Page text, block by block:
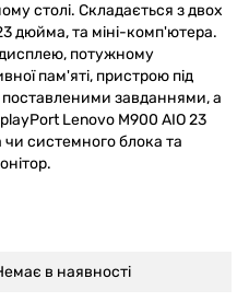
столі. Складається з двох
дюйма, та міні-комп'ютера.
потужному
пам'яті, пристрою під
завданнями, а
Lenovo M900 AIO 23
чи системного блока та
в наявності